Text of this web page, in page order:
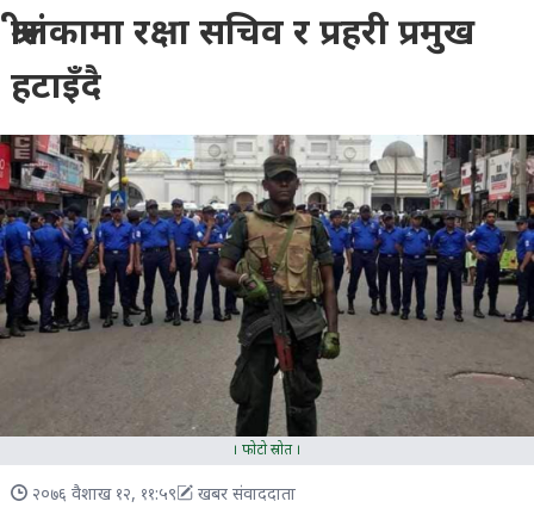
श्रीलंकामा रक्षा सचिव र प्रहरी प्रमुख
हटाइँदै
। फोटो स्रोत ।
२०७६ वैशाख १२, ११:५९ खबर संवाददाता